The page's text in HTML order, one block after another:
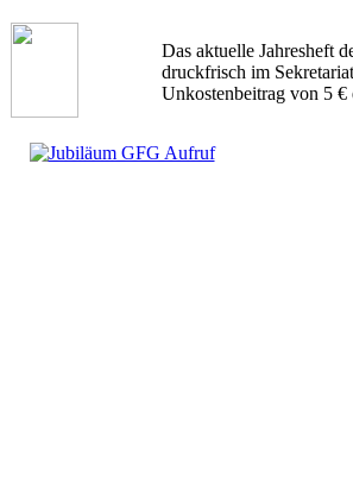
Das aktuelle Jahresheft
druckfrisch im
Unkostenbeitrag von 5 €